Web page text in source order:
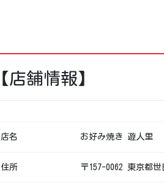
【店舗情報】
店名 お好み焼き 遊人里
住所 〒157-0062 東京都